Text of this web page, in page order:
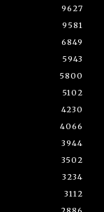
9627
9581
6849
5943
5800
5102
4230
4066
3944
3502
3234
3112